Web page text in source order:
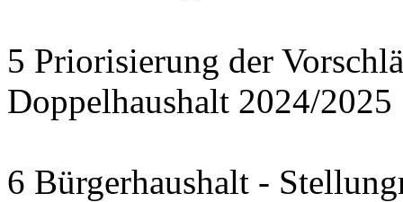
5 Priorisierung der
Doppelhaushalt 2024/2025
6 Bürgerhaushalt -